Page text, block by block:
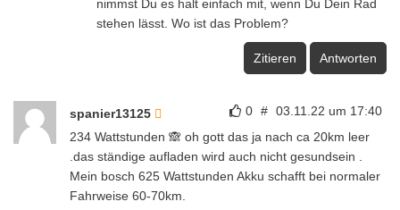
nimmst Du es halt einfach mit, wenn Du Dein Rad
stehen lässt. Wo ist das Problem?
Zitieren Antworten
0 # 03.11.22 um 17:40
spanier13125
234 Wattstunden 🙈 oh gott das ja nach ca 20km leer
.das ständige aufladen wird auch nicht gesundsein .
Mein bosch 625 Wattstunden Akku schafft bei normaler
Fahrweise 60-70km.